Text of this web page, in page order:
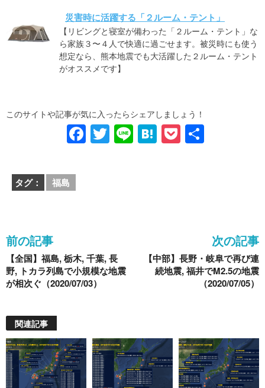
災害時に活躍する「２ルーム・テント」
【リビングと寝室が備わった「２ルーム・テント」な
ら家族３〜４人で快適に過ごせます。被災時にも使う
想定なら、熊本地震でも大活躍した２ルーム・テント
がオススメです】
このサイトや記事が気に入ったらシェアしましょう！
F
o
k
T Li H P
タグ： 福島
前の記事
【全国】福島, 栃木, 千葉, 長
野, トカラ列島で小規模な地震
が相次ぐ（2020/07/03）
次の記事
【中部】長野・岐阜で再び連
続地震, 福井でM2.5の地震
（2020/07/05）
関連記事